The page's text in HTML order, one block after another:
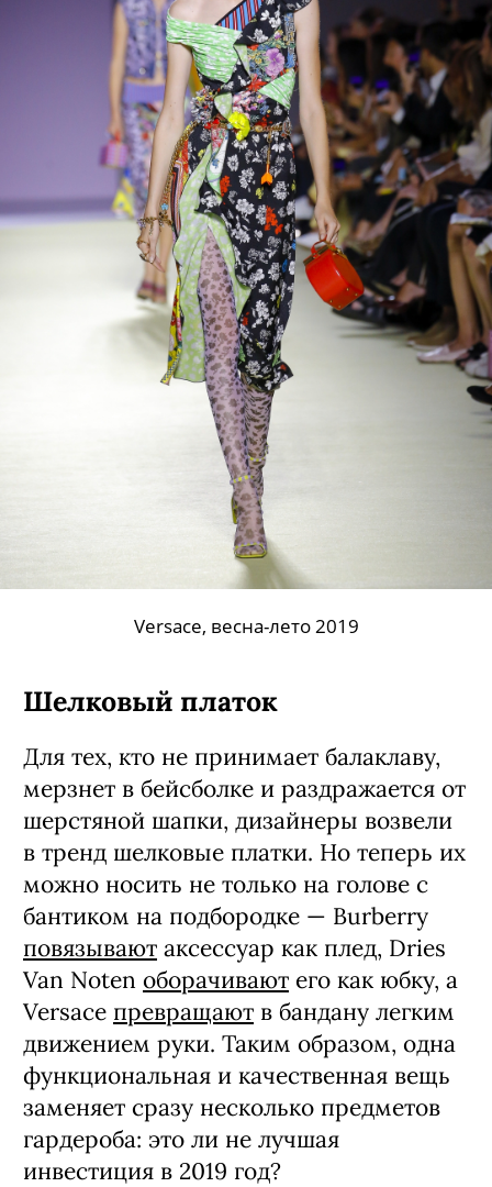
Versace, весна-лето 2019
Шелковый платок
Для тех, кто не принимает балаклаву,
мерзнет в бейсболке и раздражается от
шерстяной шапки, дизайнеры возвели
в тренд шелковые платки. Но теперь их
можно носить не только на голове с
бантиком на подбородке — Burberry
повязывают аксессуар как плед, Dries
Van Noten оборачивают его как юбку, а
Versace превращают в бандану легким
движением руки. Таким образом, одна
функциональная и качественная вещь
заменяет сразу несколько предметов
гардероба: это ли не лучшая
инвестиция в 2019 год?